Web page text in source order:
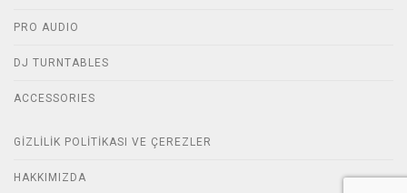
PRO AUDIO
DJ TURNTABLES
ACCESSORIES
GIZLILIK POLITIKASI VE ÇEREZLER
HAKKIMIZDA